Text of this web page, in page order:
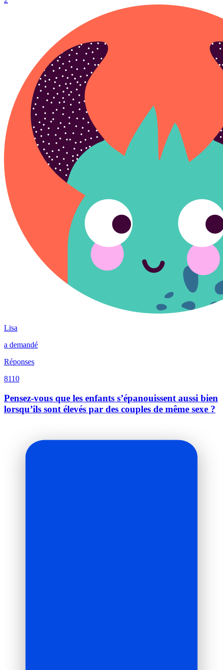
Lisa
a demandé
Réponses
8110
Pensez-vous que les enfants s’épanouissent aussi bien
lorsqu’ils sont élevés par des couples de même sexe ?